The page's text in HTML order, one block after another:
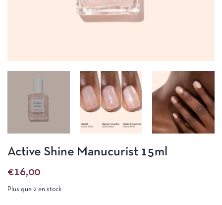
Active Shine Manucurist 15ml
€16,00
Plus que 2 en stock